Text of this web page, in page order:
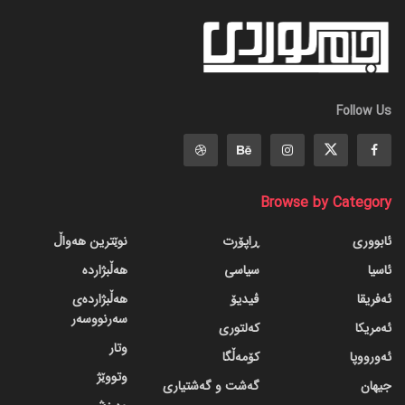
Follow Us
Browse by Category
ئابووری
ئاسیا
ئەفریقا
ئەمریکا
ئەورووپا
جیهان
ڕاپۆرت
سیاسی
ڤیدیۆ
کەلتوری
کۆمەڵگا
گه‌شت و گه‌شتیاری
نوێترین هەواڵ
هەڵبژاردە
هەڵبژاردەی
سەرنووسەر
وتار
وتووێژ